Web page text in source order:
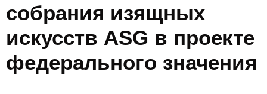
собрания изящных
искусств ASG в проекте
федерального значения